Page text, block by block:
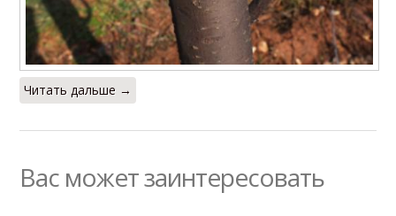
Читать дальше →
Вас может заинтересовать